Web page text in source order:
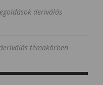
deriválás
témakörben